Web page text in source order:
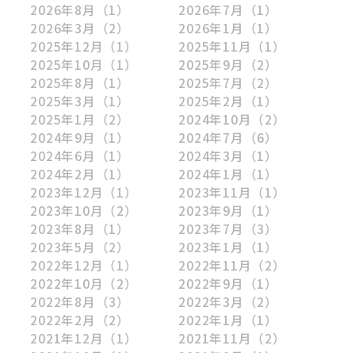
2026年8月 （1） 2026年7月
（1）
2026年3月
（2） 2026年1月
（1）
2025年12月 （1） 2025年11月 （1）
2025年10月 （1） 2025年9月
（2）
2025年8月
（1） 2025年7月
（2）
2025年3月
（1） 2025年2月
（1）
2025年1月
（2） 2024年10月 （2）
2024年9月
（1） 2024年7月
（6）
2024年6月
（1） 2024年3月
（1）
2024年2月
（1） 2024年1月
（1）
2023年12月 （1） 2023年11月 （1）
2023年10月 （2） 2023年9月
（1）
2023年8月
（1） 2023年7月
（3）
2023年5月
（2） 2023年1月
（1）
2022年12月 （1） 2022年11月 （2）
2022年10月 （2） 2022年9月
（1）
2022年8月
（3） 2022年3月
（2）
2022年2月
（2） 2022年1月
（1）
2021年12月 （1） 2021年11月 （2）